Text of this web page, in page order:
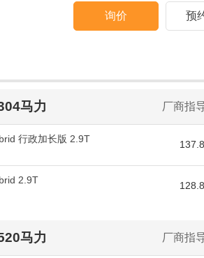
询价 预
马力 厂商指
行政加长版 2.9T
2.9T
马力 厂商指